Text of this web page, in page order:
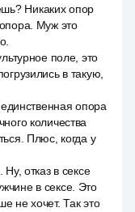
Никаких опор
Муж это
поле, это
в такую,
опора
количества
Плюс, когда у
отказ в сексе
в сексе. Это
не хочет. Так это